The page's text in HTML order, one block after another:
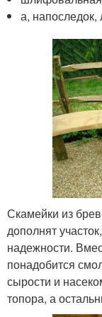
а, напоследок,
Скамейки из
дополнят
надежности.
понадобится
сырости и
топора, а